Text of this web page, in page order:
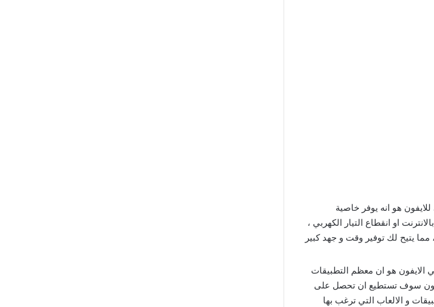
هو انه يوفر خاصية
او انقطاع التيار الكهربي ،
يتيح لك توفير وقت و جهد كبير
الايفون هو ان معظم التطبيقات
سوف تستطيع ان تحصل على
و الالعاب التي ترغب بها